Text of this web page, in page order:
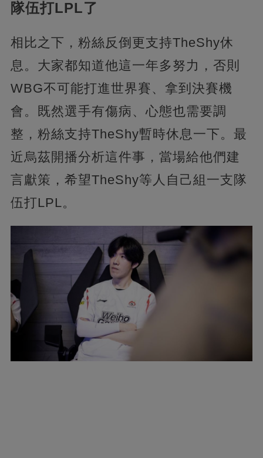
隊伍打LPL了
相比之下，粉絲反倒更支持TheShy休
息。大家都知道他這一年多努力，否則
WBG不可能打進世界賽、拿到決賽機
會。既然選手有傷病、心態也需要調
整，粉絲支持TheShy暫時休息一下。最
近烏茲開播分析這件事，當場給他們建
言獻策，希望TheShy等人自己組一支隊
伍打LPL。